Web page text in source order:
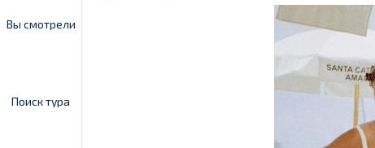
Вы смотрели
Поиск тура